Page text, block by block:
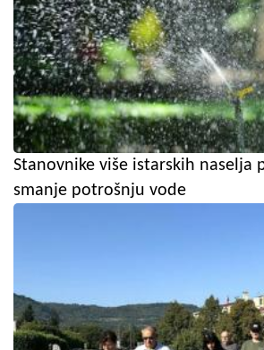
Stanovnike više istarskih naselja
smanje potrošnju vode